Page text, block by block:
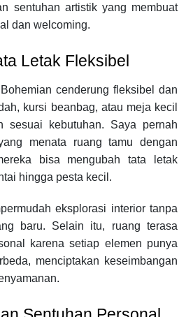
sentuhan artistik yang membuat
dan welcoming.
Letak Fleksibel
cenderung fleksibel dan
kursi beanbag, atau meja kecil
sesuai kebutuhan. Saya pernah
menata ruang tamu dengan
bisa mengubah tata letak
hingga pesta kecil.
eksplorasi interior tanpa
baru. Selain itu, ruang terasa
karena setiap elemen punya
menciptakan keseimbangan